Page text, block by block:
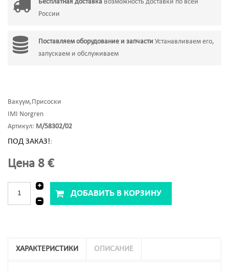
Бесплатная доставка Возможность доставки по всей
России
Поставляем оборудование и запчасти Устанавливаем его,
запускаем и обслуживаем
Вакуум,Присоски
IMI Norgren
Артикул: M/58302/02
ПОД ЗАКАЗ!:
Цена 8 €
ХАРАКТЕРИСТИКИ ОПИСАНИЕ